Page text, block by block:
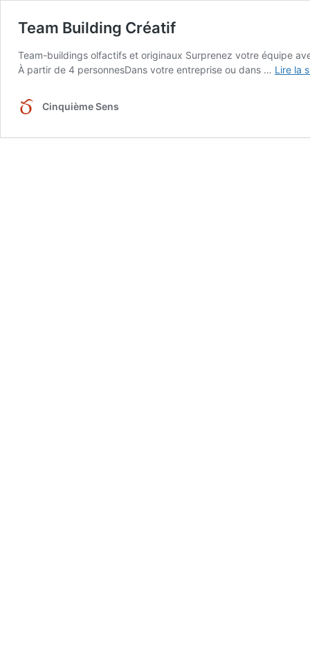
Team Building Créatif
Team-buildings olfactifs et originaux Surprenez votre équipe
À partir de 4 personnesDans votre entreprise ou dans … Lire la
Cinquième Sens